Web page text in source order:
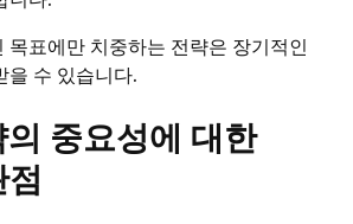
목표에만 치중하는 전략은 장기적인
을 수 있습니다.
중요성에 대한